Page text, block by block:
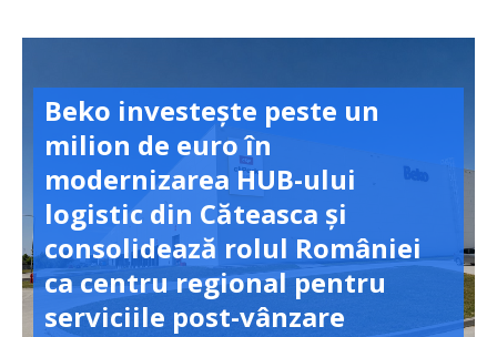
Beko investește peste un
milion de euro în
modernizarea HUB-ului
logistic din Căteasca și
consolidează rolul României
ca centru regional pentru
serviciile post-vânzare